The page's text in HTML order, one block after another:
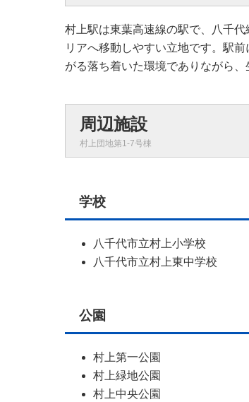
村上駅は東葉高速線の駅で、八千
リアへ移動しやすい立地です。駅
がる落ち着いた環境でありながら
周辺施設
村上団地第1-7号棟
学校
八千代市立村上小学校
八千代市立村上東中学校
公園
村上第一公園
村上緑地公園
村上中央公園